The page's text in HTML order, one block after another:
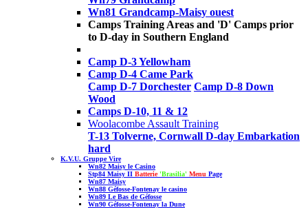
Wn81 Grandcamp-Maisy ouest
Camps Training Areas and 'D' Camps prior
to D-day in Southern England
Camp D-3 Yellowham
Camp D-4 Came Park
Camp D-7 Dorchester Camp D-8 Down
Wood
Camps D-10, 11 & 12
Woolacombe Assault Training
T-13 Tolverne, Cornwall D-day Embarkation
hard
K.V.U. Gruppe Vire
Wn82 Maisy le Casino
Stp84 Maisy II Batterie 'Brasilia' Menu Page
Wn87 Maisy
Wn88 Géfosse-Fontenay le casino
Wn89 Le Bas de Géfosse
Wn90 Géfosse-Fontenay la Dune